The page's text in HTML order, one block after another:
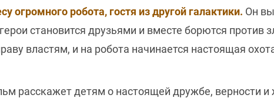
огромного робота, гостя из другой галактики. Он
становится друзьями и вместе борются
властям, и на робота начинается настоящая
расскажет детям о настоящей дружбе, верности